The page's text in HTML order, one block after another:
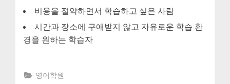
비용을 절약하면서 학습하고 싶은 사람
시간과 장소에 구애받지 않고 자유로운 학습 환
경을 원하는 학습자
영어학원